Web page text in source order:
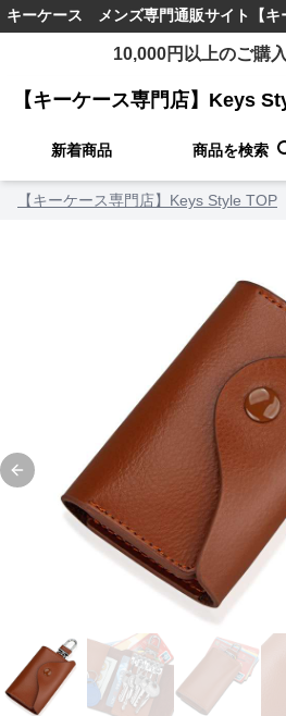
キーケース メンズ専門通販サイト 【
10,000円以上のご購
【キーケース専門店】Keys
新着商品 商品を検索
【キーケース専門店】Keys Style TOP
Previous slide